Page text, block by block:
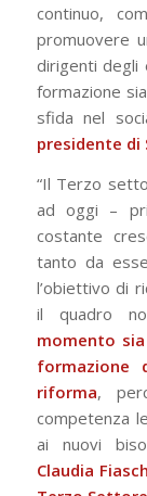
continuo,
promuovere
dirigenti degli
formazione
sfida nel
presidente di
“Il Terzo
ad oggi –
costante
tanto da
l’obiettivo di
il quadro
momento
formazione
riforma,
competenza
ai nuovi
Claudia